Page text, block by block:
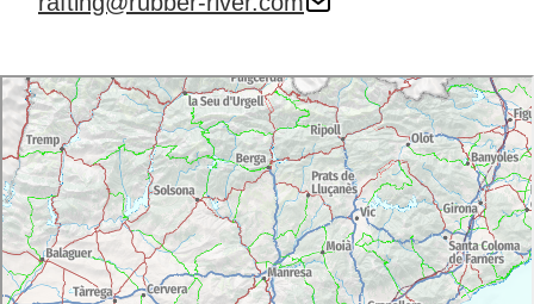
mobilitat reduïda.
similar on deixar els objectes personals als vestuaris.
Cal portar calçat esportiu que es pugui mullar.
Activitat per a majors de 11 anys.